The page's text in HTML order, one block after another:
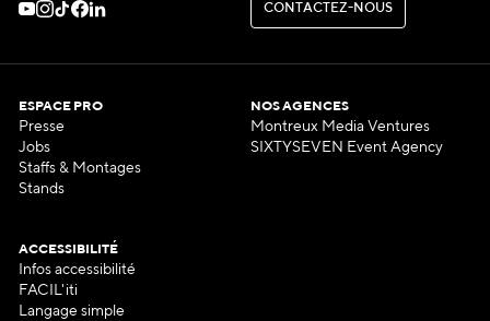
CON ACT EZ-N OUS
CONTACTEZ-NOUS
ESPACE PRO
Presse
Jobs
Staffs & Montages
Stands
NOS AGENCES
Montreux Media Ventures
SIXTYSEVEN Event Agency
ACCESSIBILITÉ
Infos accessibilité
FACIL'iti
Langage simple